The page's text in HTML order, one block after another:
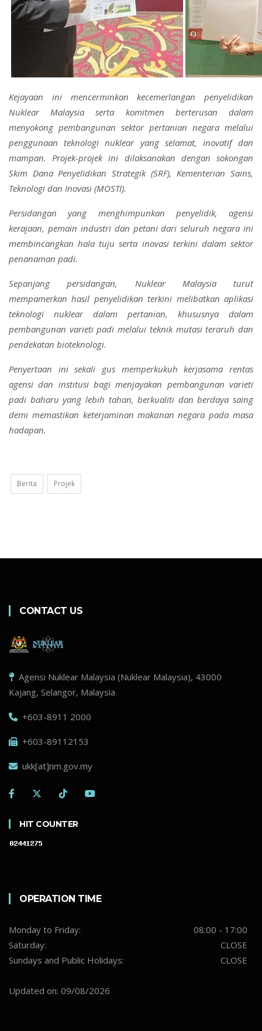
Kejayaan ini mencerminkan kecemerlangan penyelidikan
Nuklear Malaysia serta komitmen berterusan dalam
menyokong pembangunan sektor pertanian negara melalui
penggunaan teknologi nuklear yang selamat, inovatif dan
mampan. Projek-projek ini dilaksanakan dengan sokongan
Skim Dana Penyelidikan Strategik (SRF), Kementerian Sains,
Teknologi dan Inovasi (MOSTI).
Persidangan yang menghimpunkan penyelidik, agensi
kerajaan, pemain industri dan petani dari seluruh negara ini
membincangkan hala tuju serta inovasi terkini dalam sektor
penanaman padi.
Sepanjang persidangan, Nuklear Malaysia turut
mempamerkan hasil penyelidikan terkini melibatkan aplikasi
teknologi nuklear dalam pertanian, khususnya dalam
pembangunan varieti padi melalui teknik mutasi teraruh dan
pendekatan bioteknologi.
Penyertaan ini sekali gus memperkukuh kerjasama rentas
agensi dan institusi bagi menjayakan pembangunan varieti
padi baharu yang lebih tahan, berkualiti dan berdaya saing
demi memastikan keterjaminan makanan negara pada masa
hadapan.
Berita Projek
CONTACT US
Agensi Nuklear Malaysia (Nuklear Malaysia), 43000
Kajang, Selangor, Malaysia
+603-8911 2000
+603-89112153
ukk[at]nm.gov.my
HIT COUNTER
OPERATION TIME
Monday to Friday:
08:00 - 17:00
Saturday:
CLOSE
Sundays and Public Holidays:
CLOSE
Updated on: 09/08/2026